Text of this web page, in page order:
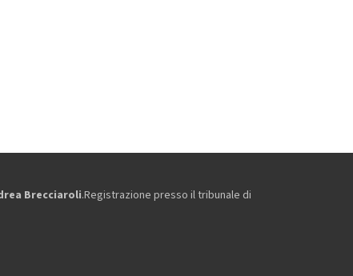
Brecciaroli.Registrazione presso il tribunale di